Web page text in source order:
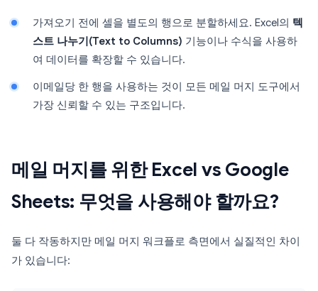
가져오기 전에 셀을 별도의 행으로 분할하세요. Excel의 텍
스트 나누기(Text to Columns) 기능이나 수식을 사용하
여 데이터를 확장할 수 있습니다.
이메일당 한 행을 사용하는 것이 모든 메일 머지 도구에서
가장 신뢰할 수 있는 구조입니다.
메일 머지를 위한 Excel vs Google
Sheets: 무엇을 사용해야 할까요?
둘 다 작동하지만 메일 머지 워크플로 측면에서 실질적인 차이
가 있습니다: